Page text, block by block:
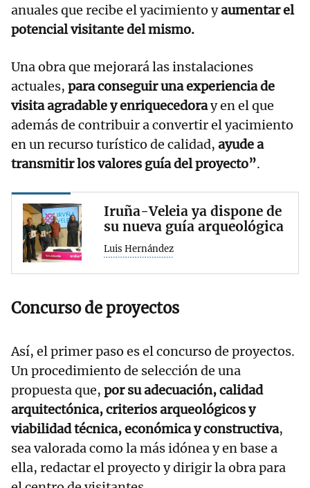
anuales que recibe el yacimiento yaumentar el
potencial visitante del mismo.
Una obra que mejorará las instalaciones
actuales, para conseguir una experiencia de
visita agradable y enriquecedoray en el que
además de contribuir a convertir el yacimiento
en un recurso turístico de calidad, ayude a
transmitir los valores guía del proyecto”.
Iruña-Veleia ya dispone de
su nueva guía arqueológica
Luis Hernández
Concurso de proyectos
Así, el primer paso es el concurso de proyectos.
Un procedimiento de selección de una
propuesta que, por su adecuación, calidad
arquitectónica, criterios arqueológicos y
viabilidad técnica, económica y constructiva,
sea valorada como la más idónea y en base a
ella, redactar el proyecto y dirigir la obra para